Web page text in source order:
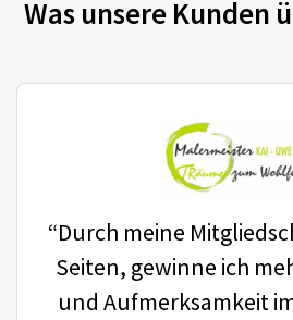
Was unsere Kunden
“Durch meine
Seiten, gewinne ich
und Aufmerksamkeit